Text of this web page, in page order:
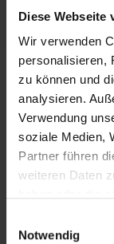
Diese Webseite
Wir verwenden
personalisieren,
zu können und
analysieren.
Verwendung
soziale Medien,
Partner führen
weiteren Daten
Notwendig
Hinweis:
• eine
• nicht im
im Ausland
• eine
Ausland
• eine
Ausland
verheiratet